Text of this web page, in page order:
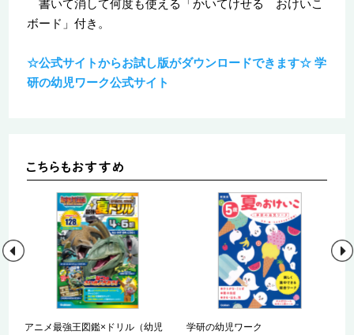
書いて消して何度も使える「かいてけせる おけいこ
ボード」付き。
☆公式サイトからお試し版がダウンロードできます☆ 学
研の幼児ワーク公式サイト
アニメ最強王図鑑×ドリル（幼児
学研の幼児ワーク